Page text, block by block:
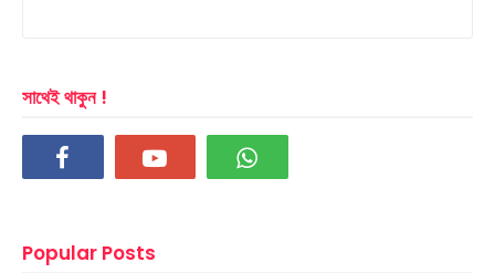
সাথেই থাকুন !
Popular Posts